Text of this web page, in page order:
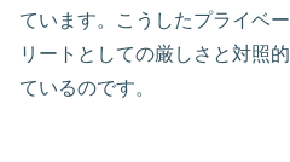
ています。こうしたプライベ
リートとしての厳しさと対照
ているのです。